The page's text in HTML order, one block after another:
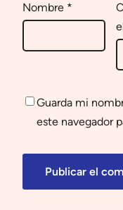
Nombre *
Guarda mi
este navegador